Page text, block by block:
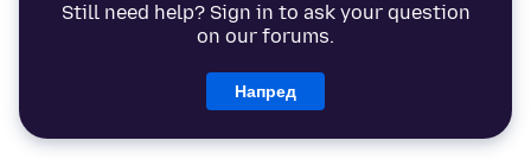
Still need help? Sign in to ask your question
on our forums.
Напред